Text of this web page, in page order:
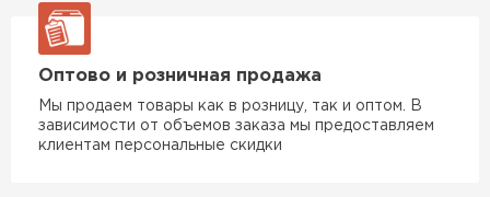
Оптово и розничная продажа
Мы продаем товары как в розницу, так и оптом. В
зависимости от объемов заказа мы предоставляем
клиентам персональные скидки
Сэндвич-панели
ПЕРЕЙТИ